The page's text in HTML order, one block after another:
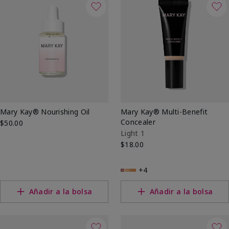
Mary Kay® Nourishing Oil
$50.00
Añadir a la bolsa
Mary Kay® Multi-Benefit
Concealer
Light 1
$18.00
+4
Añadir a la bolsa